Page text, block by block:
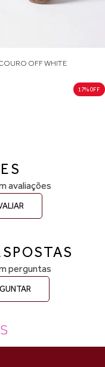
OFF WHITE
17% 0FF
avaliações
perguntas